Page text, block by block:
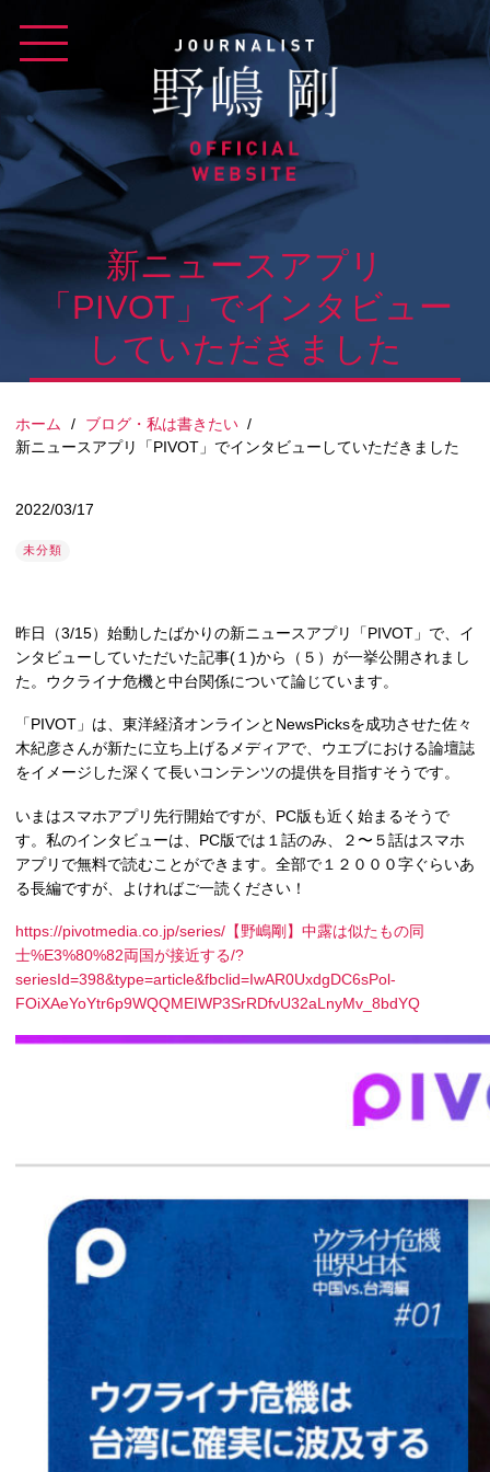
content
新ニュースアプリ
「PIVOT」でインタビュー
していただきました
ホーム / ブログ・私は書きたい /
新ニュースアプリ「PIVOT」でインタビューしていただきました
2022/03/17
未分類
昨日（3/15）始動したばかりの新ニュースアプリ「PIVOT」で、イ
ンタビューしていただいた記事(１)から（５）が一挙公開されまし
た。ウクライナ危機と中台関係について論じています。
「PIVOT」は、東洋経済オンラインとNewsPicksを成功させた佐々
木紀彦さんが新たに立ち上げるメディアで、ウエブにおける論壇誌
をイメージした深くて長いコンテンツの提供を目指すそうです。
いまはスマホアプリ先行開始ですが、PC版も近く始まるそうで
す。私のインタビューは、PC版では１話のみ、２〜５話はスマホ
アプリで無料で読むことができます。全部で１２０００字ぐらいあ
る長編ですが、よければご一読ください！
https://pivotmedia.co.jp/series/【野嶋剛】中露は似たもの同
士%E3%80%82両国が接近する/?
seriesId=398&type=article&fbclid=IwAR0UxdgDC6sPol-
FOiXAeYoYtr6p9WQQMEIWP3SrRDfvU32aLnyMv_8bdYQ